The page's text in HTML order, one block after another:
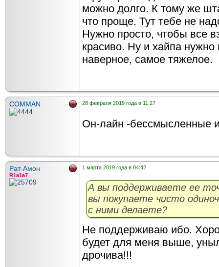
можно долго. К тому же
что проще. Тут тебе не
Нужно просто, чтобы все
красиво. Ну и хайпа
наверное, самое тяжелое.
COMMAN 28 февраля 2019 года в 11:27
Он-лайн -бессмысленные
Рат-Амон
R1a1a7
1 марта 2019 года в 04:42
А вы поддерживаете ее
вы покупаете чисто
с ними делаете?
Не поддерживаю ибо.
будет для меня выше,
дрочива!!!